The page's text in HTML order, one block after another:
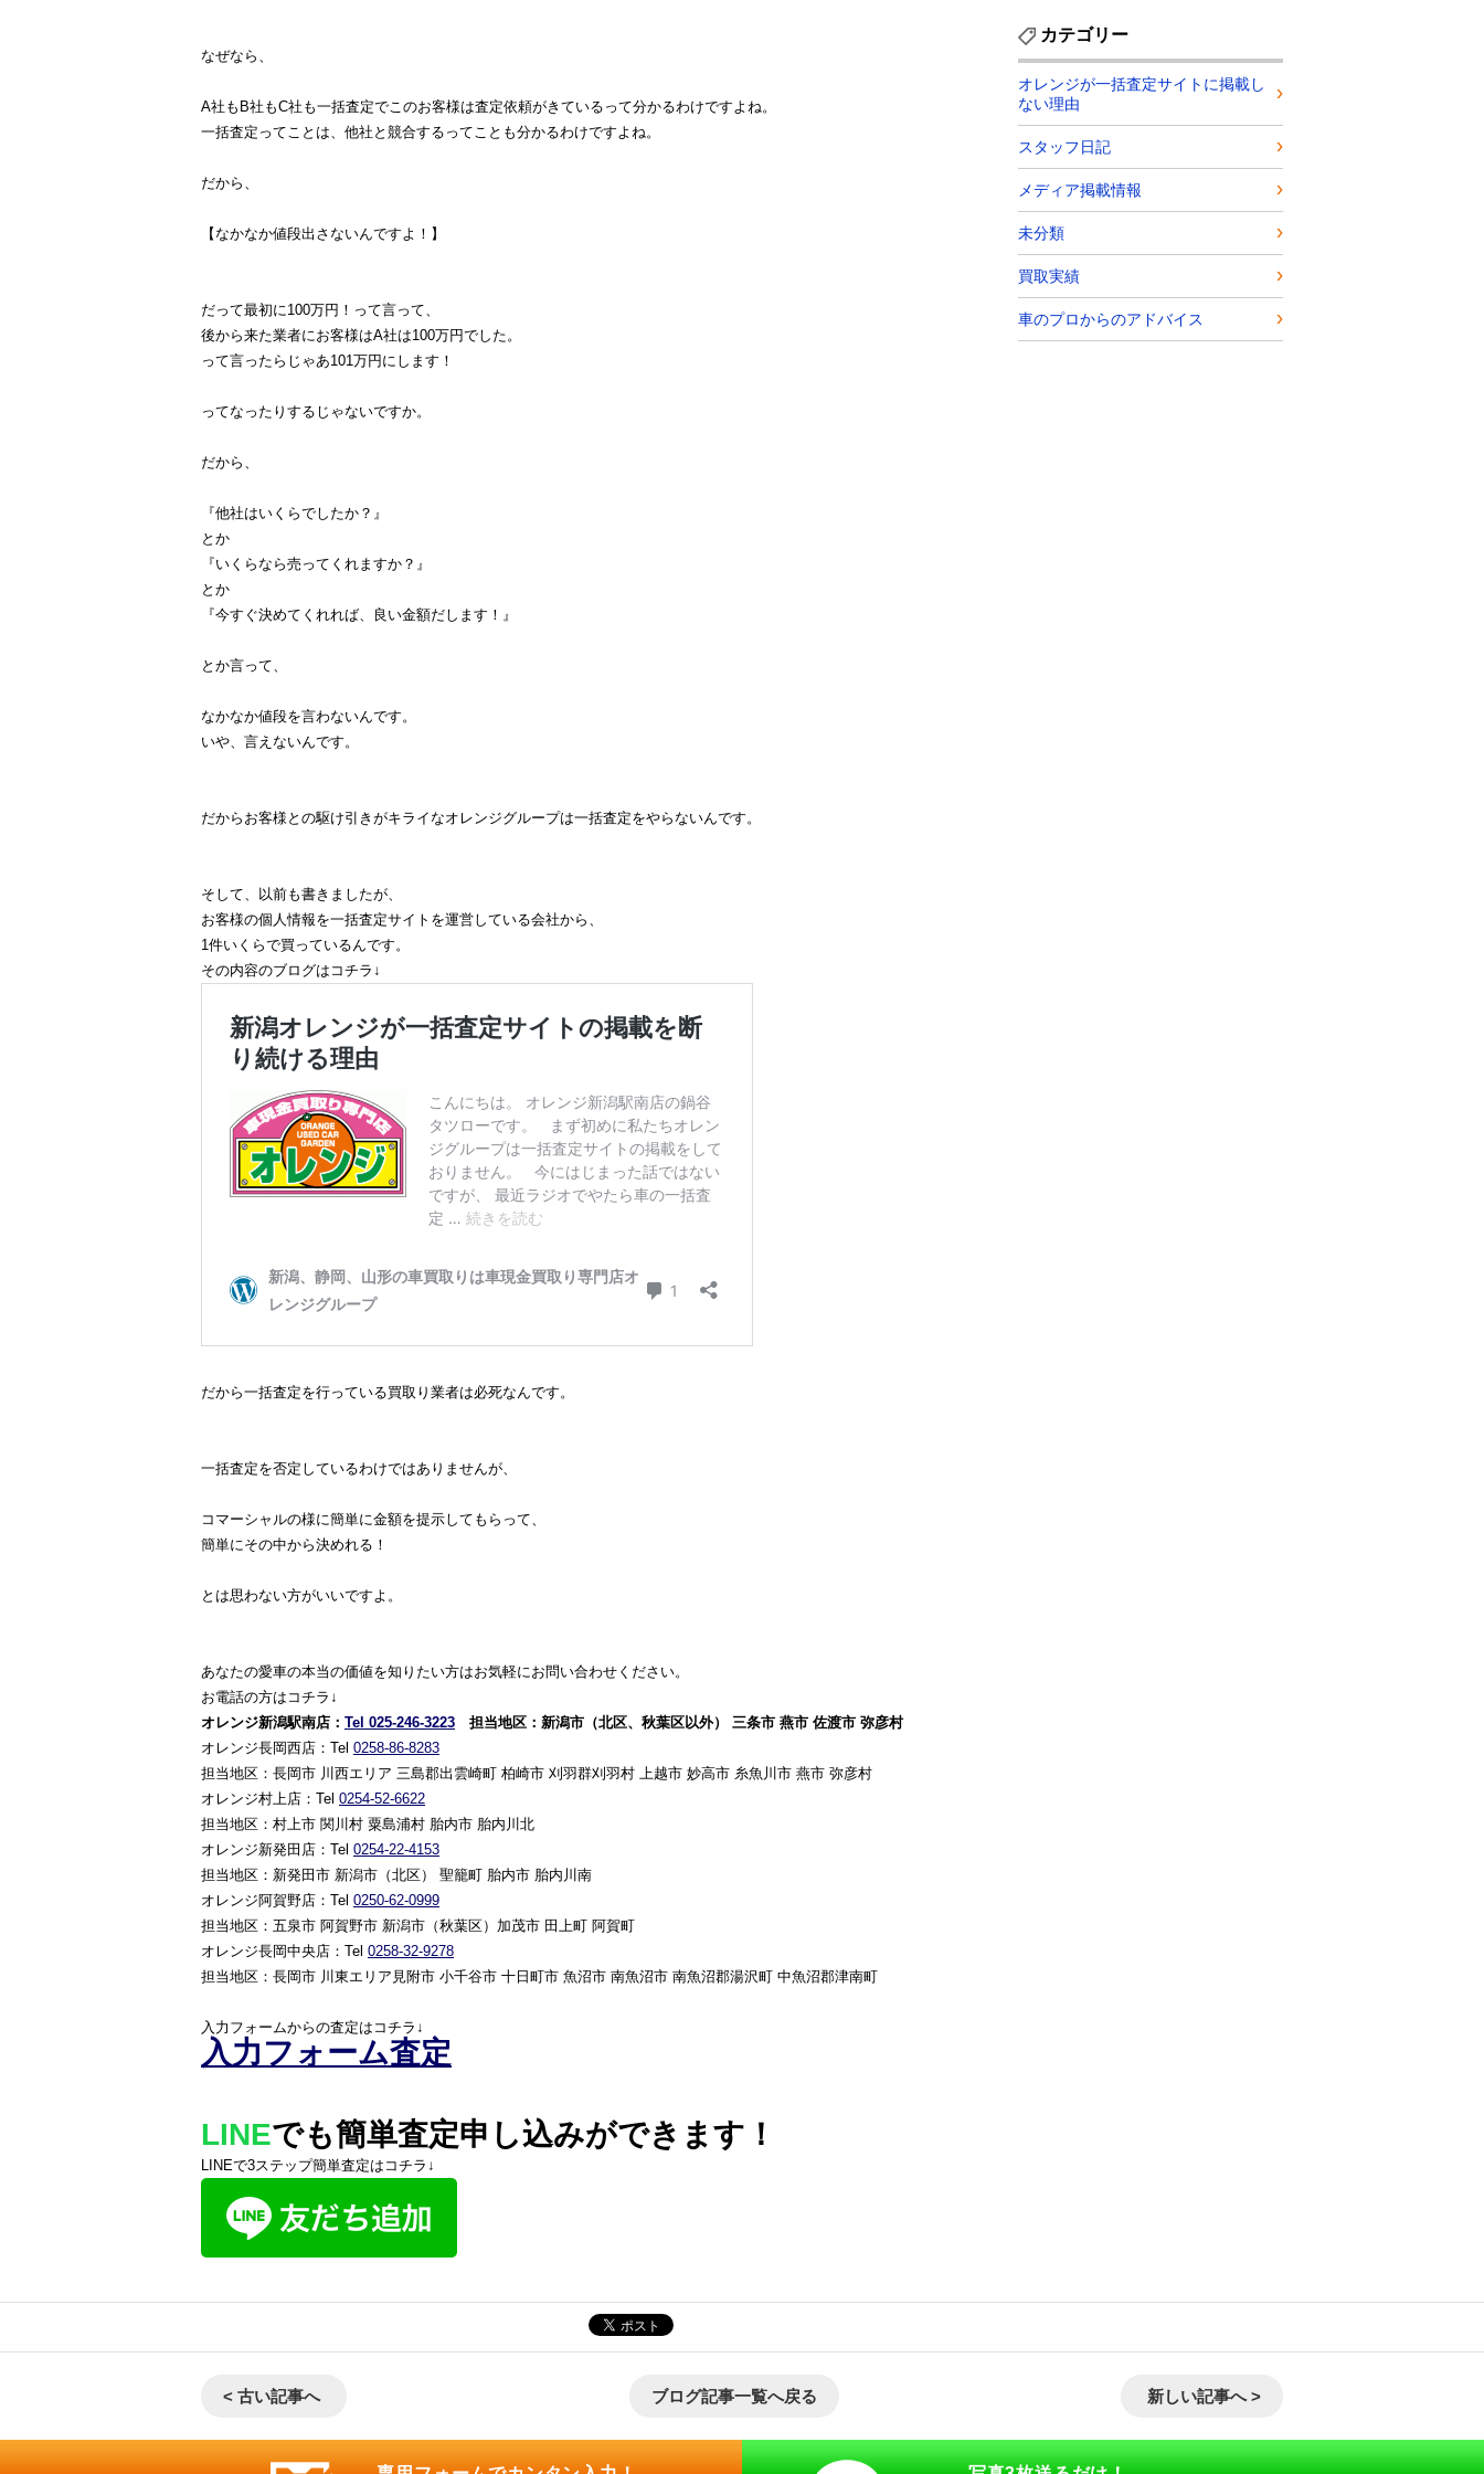
なぜなら、
A社もB社もC社も一括査定でこのお客様は査定依頼がきているって分かるわけですよね。
一括査定ってことは、他社と競合するってことも分かるわけですよね。
だから、
【なかなか値段出さないんですよ！】
だって最初に100万円！って言って、
後から来た業者にお客様はA社は100万円でした。
って言ったらじゃあ101万円にします！
ってなったりするじゃないですか。
だから、
『他社はいくらでしたか？』
とか
『いくらなら売ってくれますか？』
とか
『今すぐ決めてくれれば、良い金額だします！』
とか言って、
なかなか値段を言わないんです。
いや、言えないんです。
だからお客様との駆け引きがキライなオレンジグループは一括査定をやらないんです。
そして、以前も書きましたが、
お客様の個人情報を一括査定サイトを運営している会社から、
1件いくらで買っているんです。
その内容のブログはコチラ↓
だから一括査定を行っている買取り業者は必死なんです。
一括査定を否定しているわけではありませんが、
コマーシャルの様に簡単に金額を提示してもらって、
簡単にその中から決めれる！
とは思わない方がいいですよ。
あなたの愛車の本当の価値を知りたい方はお気軽にお問い合わせください。
お電話の方はコチラ↓
オレンジ新潟駅南店： Tel 025-246-3223 担当地区：新潟市（北区、秋葉区以外） 三条市 燕市 佐渡市 弥彦村
オレンジ長岡西店：Tel 0258-86-8283
担当地区：長岡市 川西エリア 三島郡出雲崎町 柏崎市 刈羽群刈羽村 上越市 妙高市 糸魚川市 燕市 弥彦村
オレンジ村上店：Tel 0254-52-6622
担当地区：村上市 関川村 粟島浦村 胎内市 胎内川北
オレンジ新発田店：Tel 0254-22-4153
担当地区：新発田市 新潟市（北区） 聖籠町 胎内市 胎内川南
オレンジ阿賀野店：Tel 0250-62-0999
担当地区：五泉市 阿賀野市 新潟市（秋葉区）加茂市 田上町 阿賀町
オレンジ長岡中央店：Tel 0258-32-9278
担当地区：長岡市 川東エリア見附市 小千谷市 十日町市 魚沼市 南魚沼市 南魚沼郡湯沢町 中魚沼郡津南町
入力フォームからの査定はコチラ↓
入力フォーム査定
LINEでも簡単査定申し込みができます！
LINEで3ステップ簡単査定はコチラ↓
カテゴリー
オレンジが一括査定サイトに掲載し
ない理由
スタッフ日記
メディア掲載情報
未分類
買取実績
車のプロからのアドバイス
< 古い記事へ ブログ記事一覧へ戻る 新しい記事へ >